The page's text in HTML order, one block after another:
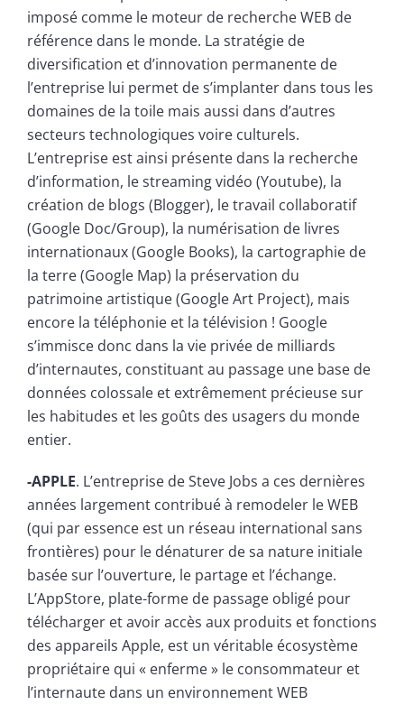
imposé comme le moteur de recherche WEB de
référence dans le monde. La stratégie de
diversification et d’innovation permanente de
l’entreprise lui permet de s’implanter dans tous les
domaines de la toile mais aussi dans d’autres
secteurs technologiques voire culturels.
L’entreprise est ainsi présente dans la recherche
d’information, le streaming vidéo (Youtube), la
création de blogs (Blogger), le travail collaboratif
(Google Doc/Group), la numérisation de livres
internationaux (Google Books), la cartographie de
la terre (Google Map) la préservation du
patrimoine artistique (Google Art Project), mais
encore la téléphonie et la télévision ! Google
s’immisce donc dans la vie privée de milliards
d’internautes, constituant au passage une base de
données colossale et extrêmement précieuse sur
les habitudes et les goûts des usagers du monde
entier.
-APPLE. L’entreprise de Steve Jobs a ces dernières
années largement contribué à remodeler le WEB
(qui par essence est un réseau international sans
frontières) pour le dénaturer de sa nature initiale
basée sur l’ouverture, le partage et l’échange.
L’AppStore, plate-forme de passage obligé pour
télécharger et avoir accès aux produits et fonctions
des appareils Apple, est un véritable écosystème
propriétaire qui « enferme » le consommateur et
l’internaute dans un environnement WEB